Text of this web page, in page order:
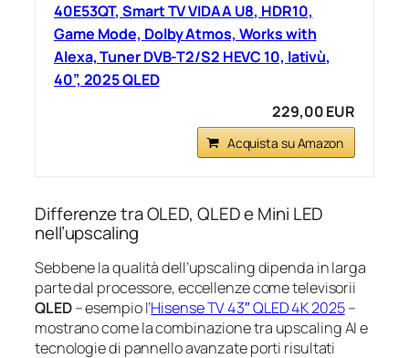
40E53QT, Smart TV VIDAA U8, HDR10,
Game Mode, Dolby Atmos, Works with
Alexa, Tuner DVB-T2/S2 HEVC 10, lativù,
40”, 2025 QLED
229,00 EUR
Acquista su Amazon
Differenze tra OLED, QLED e Mini LED
nell’upscaling
Sebbene la qualità dell’upscaling dipenda in larga
parte dal processore, eccellenze come televisorii
QLED– esempio l’Hisense TV 43″ QLED 4K 2025–
mostrano come la combinazione tra upscaling AI e
tecnologie di pannello avanzate porti risultati